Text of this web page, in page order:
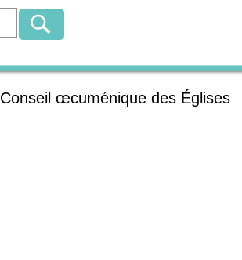
Conseil œcuménique des Églises